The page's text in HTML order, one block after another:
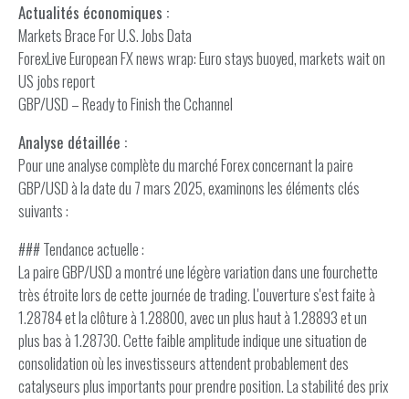
Actualités économiques :
Markets Brace For U.S. Jobs Data
ForexLive European FX news wrap: Euro stays buoyed, markets wait on
US jobs report
GBP/USD – Ready to Finish the Cchannel
Analyse détaillée :
Pour une analyse complète du marché Forex concernant la paire
GBP/USD à la date du 7 mars 2025, examinons les éléments clés
suivants :
### Tendance actuelle :
La paire GBP/USD a montré une légère variation dans une fourchette
très étroite lors de cette journée de trading. L'ouverture s'est faite à
1.28784 et la clôture à 1.28800, avec un plus haut à 1.28893 et un
plus bas à 1.28730. Cette faible amplitude indique une situation de
consolidation où les investisseurs attendent probablement des
catalyseurs plus importants pour prendre position. La stabilité des prix